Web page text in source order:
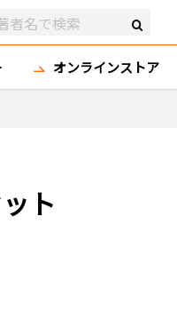
オンラインストア
ト